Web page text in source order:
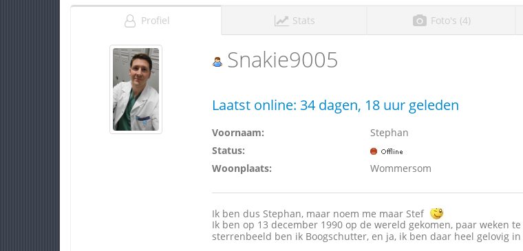
Profiel Stats Foto's (4)
Snakie9005
Laatst online: 34 dagen, 18 uur geleden
Voornaam:
Stephan
Status:
Woonplaats:
Wommersom
Ik ben dus Stephan, maar noem me maar Stef
Ik ben op 13 december 1990 op de wereld gekomen, paar weken
sterrenbeeld ben ik Boogschutter, en ja, ik ben daar heel gelovig